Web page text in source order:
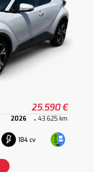
25.590 €
2026 43.625 km
184 cv